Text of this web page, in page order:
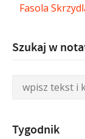
Fasola
Szukaj w
Tygodnik